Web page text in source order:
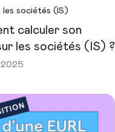
les sociétés (IS)
calculer son
les sociétés (IS) ?
2025